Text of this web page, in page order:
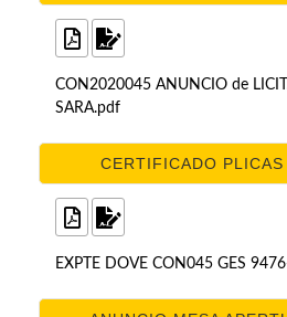
CON2020045 ANUNCIO de
SARA.pdf
CERTIFICADO
EXPTE DOVE CON045 GES